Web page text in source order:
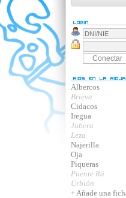
Albercos
Brieva
Cidacos
Iregua
Jubera
Leza
Najerilla
Oja
Piqueras
Puente Rá
Urbión
+ Añade una